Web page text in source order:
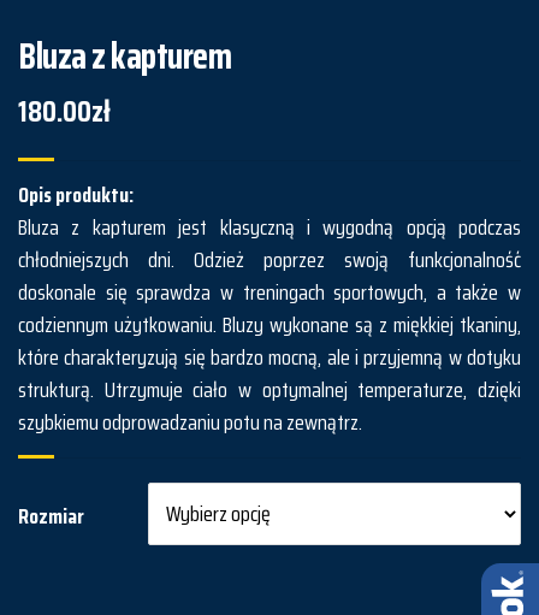
Bluza z kapturem
180.00zł
Opis produktu:
Bluza z kapturem jest klasyczną i wygodną opcją podczas
chłodniejszych dni. Odzież poprzez swoją funkcjonalność
doskonale się sprawdza w treningach sportowych, a także w
codziennym użytkowaniu. Bluzy wykonane są z miękkiej tkaniny,
które charakteryzują się bardzo mocną, ale i przyjemną w dotyku
strukturą. Utrzymuje ciało w optymalnej temperaturze, dzięki
szybkiemu odprowadzaniu potu na zewnątrz.
Rozmiar